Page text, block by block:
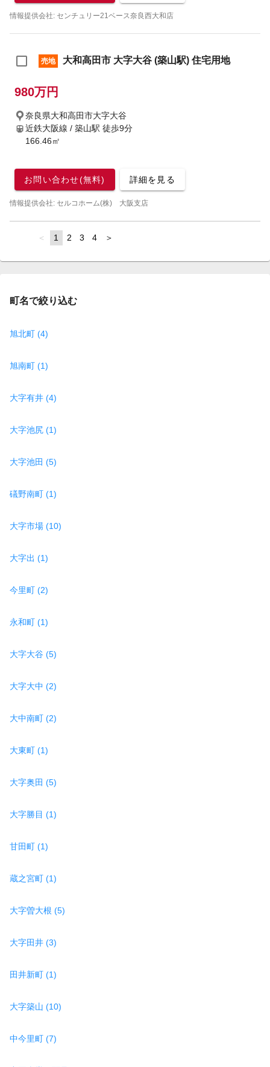
情報提供会社: センチュリー21ベース奈良西大和店
売地 大和高田市 大字大谷 (築山駅) 住宅用地
980万円
奈良県大和高田市大字大谷
近鉄大阪線 / 築山駅 徒歩9分
166.46㎡
お問い合わせ(無料) 詳細を見る
情報提供会社: セルコホーム(株) 大阪支店
page
You're
page
1 page
2 page
3 page
4 page
町名で絞り込む
旭北町 (4)
旭南町 (1)
大字有井 (4)
大字池尻 (1)
大字池田 (5)
礒野南町 (1)
大字市場 (10)
大字出 (1)
今里町 (2)
永和町 (1)
大字大谷 (5)
大字大中 (2)
大中南町 (2)
大東町 (1)
大字奥田 (5)
大字勝目 (1)
甘田町 (1)
蔵之宮町 (1)
大字曽大根 (5)
大字田井 (3)
田井新町 (1)
大字築山 (10)
中今里町 (7)